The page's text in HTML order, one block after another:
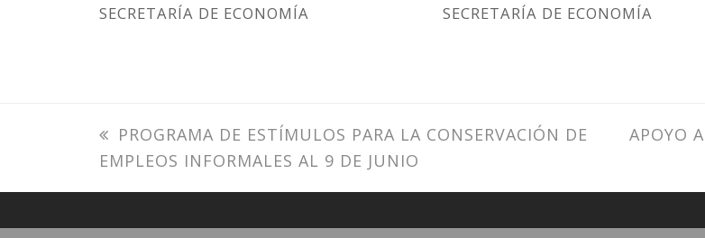
SECRETARÍA DE ECONOMÍA
SECRETARÍA DE ECONOMÍA
previous
post:
PROGRAMA DE ESTÍMULOS PARA LA CONSERVACIÓN DE
EMPLEOS INFORMALES AL 9 DE JUNIO
next
APOYO